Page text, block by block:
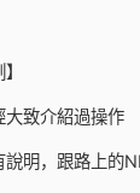
大致介紹過操作
明，跟路上的